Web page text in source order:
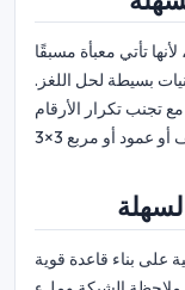
تأتي معبأة مسبقًا
بسيطة لحل اللغز.
املأ شبكة 9×9 بالأرقام من 1 إلى 9، مع تجنب تكرار الأرقام
على بناء قاعدة قوية